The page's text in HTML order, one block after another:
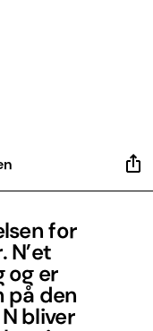
for
og er
på den
bliver